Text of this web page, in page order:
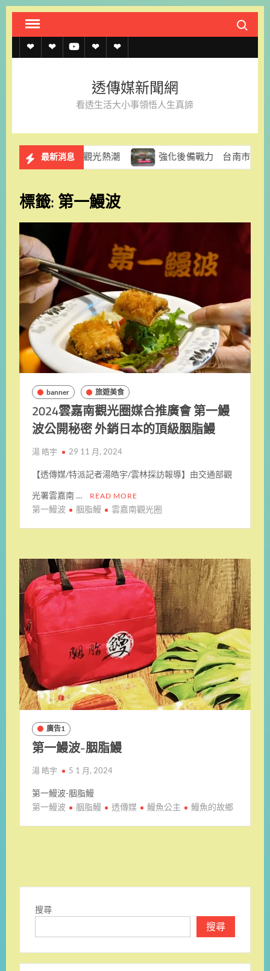
Skip
content
Search
透
約
透
上
記
名
單
透 聯
我
官
LINE
透傳媒新聞網
看透生活大小事領悟人生真諦
最新消息
海觀光熱潮 強化後備戰力 台南市府赴南科實中慰問
標籤:第一鰻波
banner 旅遊美食
2024雲嘉南觀光圈媒合推廣會 第一鰻
波公開秘密 外銷日本的頂級胭脂鰻
湯 皓宇 29 11 月, 2024
【透傳媒/特派記者湯皓宇/雲林採訪報導】由交通部觀
光署雲嘉南 … READ MORE
第一鰻波 胭脂鰻 雲嘉南觀光圈
廣告1
第一鰻波-胭脂鰻
湯 皓宇 5 1 月, 2024
第一鰻波-胭脂鰻
第一鰻波
胭脂鰻 透傳媒 鰻魚公主 鰻魚的故鄉
搜尋
搜尋